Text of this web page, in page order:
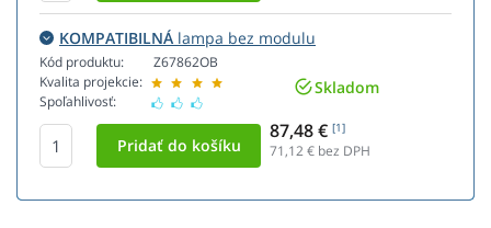
KOMPATIBILNÁ lampa bez modulu
Kód produktu:
Kvalita projekcie:
Spoľahlivosť:
Z67862OB
Skladom
87,48 € [1]
71,12€ bez DPH